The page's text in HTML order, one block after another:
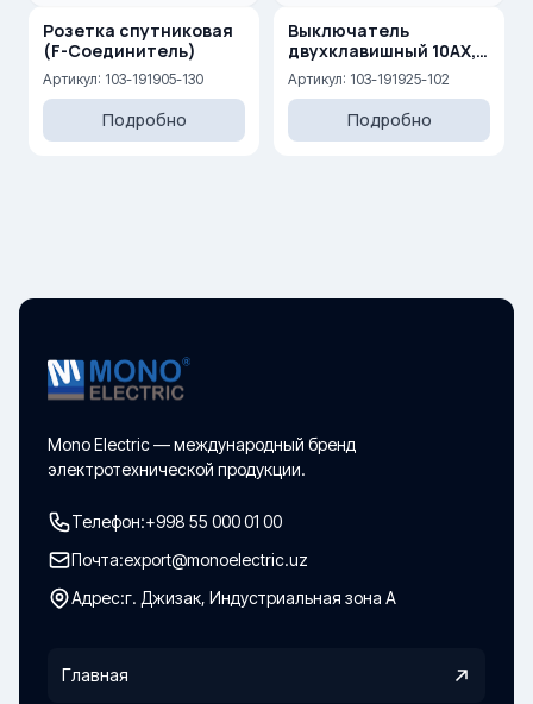
Розетка спутниковая
(F-Соединитель)
Артикул: 103-191905-130
Подробно
Выключатель
двухклавишный 10AX,
250 V
Артикул: 103-191925-102
Подробно
Mono Electric — международный бренд
электротехнической продукции.
Телефон:+998 55 000 01 00
Почта:export@monoelectric.uz
Адрес:г. Джизак, Индустриальная зона А
Главная